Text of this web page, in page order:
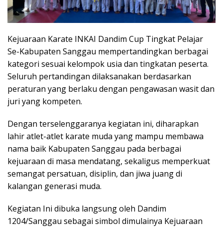
Kejuaraan Karate INKAI Dandim Cup Tingkat Pelajar
Se-Kabupaten Sanggau mempertandingkan berbagai
kategori sesuai kelompok usia dan tingkatan peserta.
Seluruh pertandingan dilaksanakan berdasarkan
peraturan yang berlaku dengan pengawasan wasit dan
juri yang kompeten.
Dengan terselenggaranya kegiatan ini, diharapkan
lahir atlet-atlet karate muda yang mampu membawa
nama baik Kabupaten Sanggau pada berbagai
kejuaraan di masa mendatang, sekaligus memperkuat
semangat persatuan, disiplin, dan jiwa juang di
kalangan generasi muda.
Kegiatan Ini dibuka langsung oleh Dandim
1204/Sanggau sebagai simbol dimulainya Kejuaraan